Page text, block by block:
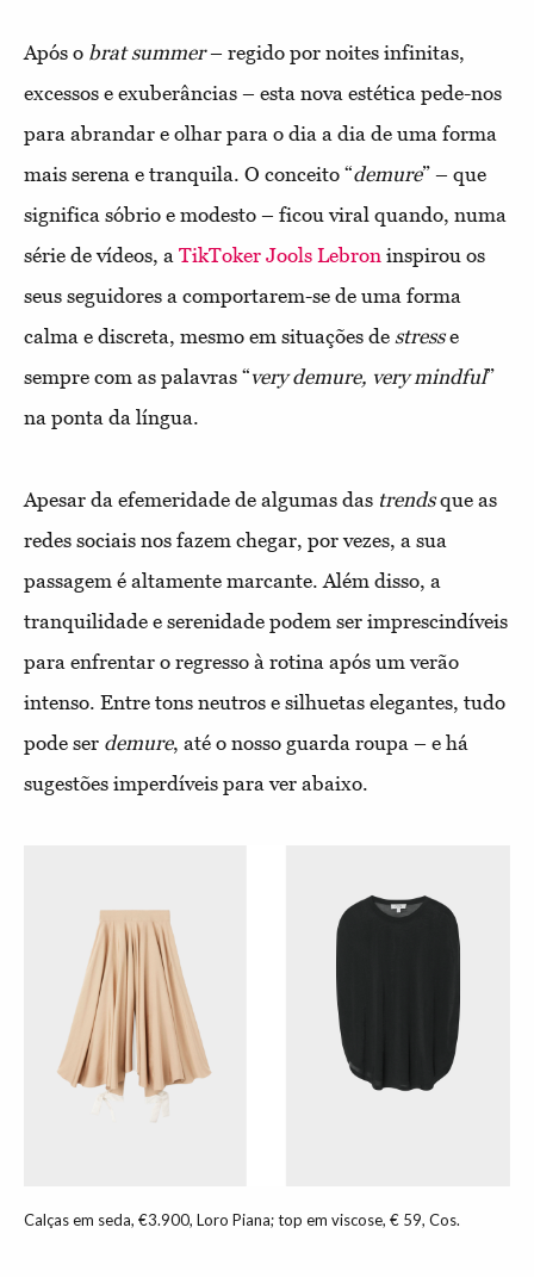
Após o brat summer– regido por noites infinitas,
excessos e exuberâncias – esta nova estética pede-nos
para abrandar e olhar para o dia a dia de uma forma
mais serena e tranquila. O conceito “demure” – que
significa sóbrio e modesto – ficou viral quando, numa
série de vídeos, a TikToker Jools Lebron inspirou os
seus seguidores a comportarem-se de uma forma
calma e discreta, mesmo em situações de stresse
sempre com as palavras “very demure, very mindful”
na ponta da língua.
Apesar da efemeridade de algumas das trendsque as
redes sociais nos fazem chegar, por vezes, a sua
passagem é altamente marcante. Além disso, a
tranquilidade e serenidade podem ser imprescindíveis
para enfrentar o regresso à rotina após um verão
intenso. Entre tons neutros e silhuetas elegantes, tudo
pode ser demure, até o nosso guarda roupa – e há
sugestões imperdíveis para ver abaixo.
Calças em seda, €3.900, Loro Piana; top em viscose, € 59, Cos.